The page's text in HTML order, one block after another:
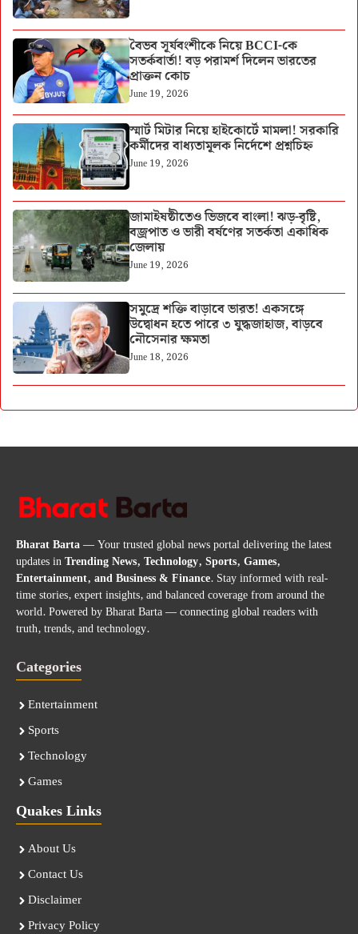
বৈভব সূর্যবংশীকে নিয়ে BCCI-কে
সতর্কবার্তা! বড় পরামর্শ দিলেন ভারতের
প্রাক্তন কোচ
June 19, 2026
স্মার্ট মিটার নিয়ে হাইকোর্টে মামলা! সরকারি
কর্মীদের বাধ্যতামূলক নির্দেশে প্রশ্নচিহ্ন
June 19, 2026
জামাইষষ্ঠীতেও ভিজবে বাংলা! ঝড়-বৃষ্টি,
বজ্রপাত ও ভারী বর্ষণের সতর্কতা একাধিক
জেলায়
June 19, 2026
সমুদ্রে শক্তি বাড়াবে ভারত! একসঙ্গে
উদ্বোধন হতে পারে ৩ যুদ্ধজাহাজ, বাড়বে
নৌসেনার ক্ষমতা
June 18, 2026
Bharat Barta— Your trusted global news portal delivering the latest
updates inTrending News, Technology, Sports, Games,
Entertainment, and Business & Finance. Stay informed with real-
time stories, expert insights, and balanced coverage from around the
world. Powered by Bharat Barta — connecting global readers with
truth, trends, and technology.
Categories
Entertainment
Sports
Technology
Games
Quakes Links
About Us
Contact Us
Disclaimer
Privacy Policy